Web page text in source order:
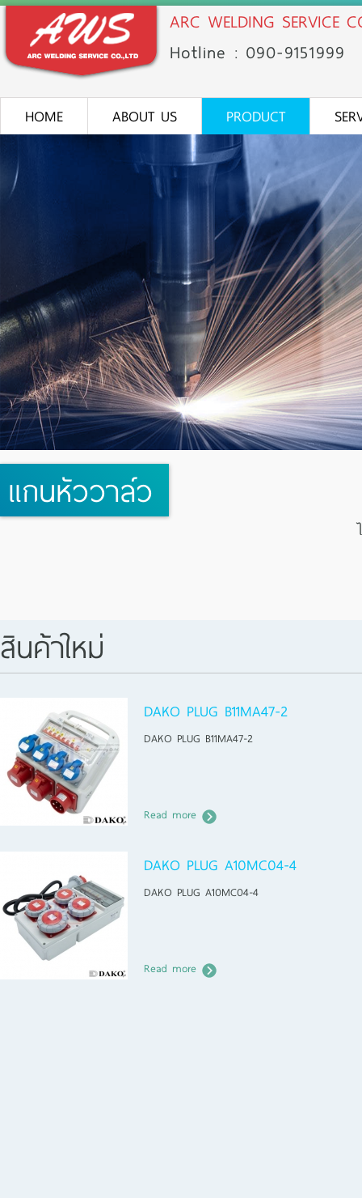
ARC WELDING SERVICE
Hotline : 090-9151999
HOME ABOUT US PRODUCT
แกนหัววาล์ว
สินค้าใหม่
DAKO PLUG B11MA47-2
DAKO PLUG B11MA47-2
Read more
DAKO PLUG A10MC04-4
DAKO PLUG A10MC04-4
Read more